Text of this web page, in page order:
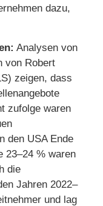
dazu,
Analysen von
von Robert
zeigen, dass
zufolge waren
den USA Ende
23–24 % waren
die
Jahren 2022–
und lag